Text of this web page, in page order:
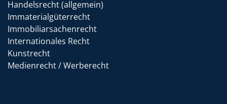
Handelsrecht (allgemein)
Immaterialgüterrecht
Immobiliarsachenrecht
Internationales Recht
Kunstrecht
Medienrecht / Werberecht